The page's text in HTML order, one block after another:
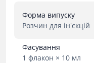
Форма випуску
Розчин для ін'єкцій
Фасування
1 флакон × 10 мл